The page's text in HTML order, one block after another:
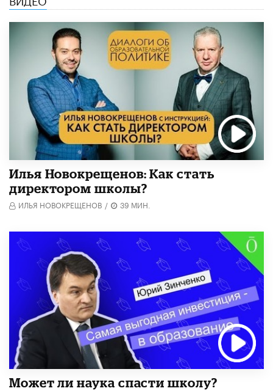
​Илья Новокрещенов: Как стать
директором школы?
ИЛЬЯ НОВОКРЕЩЕНОВ / 39 МИН.
Может ли наука спасти школу?